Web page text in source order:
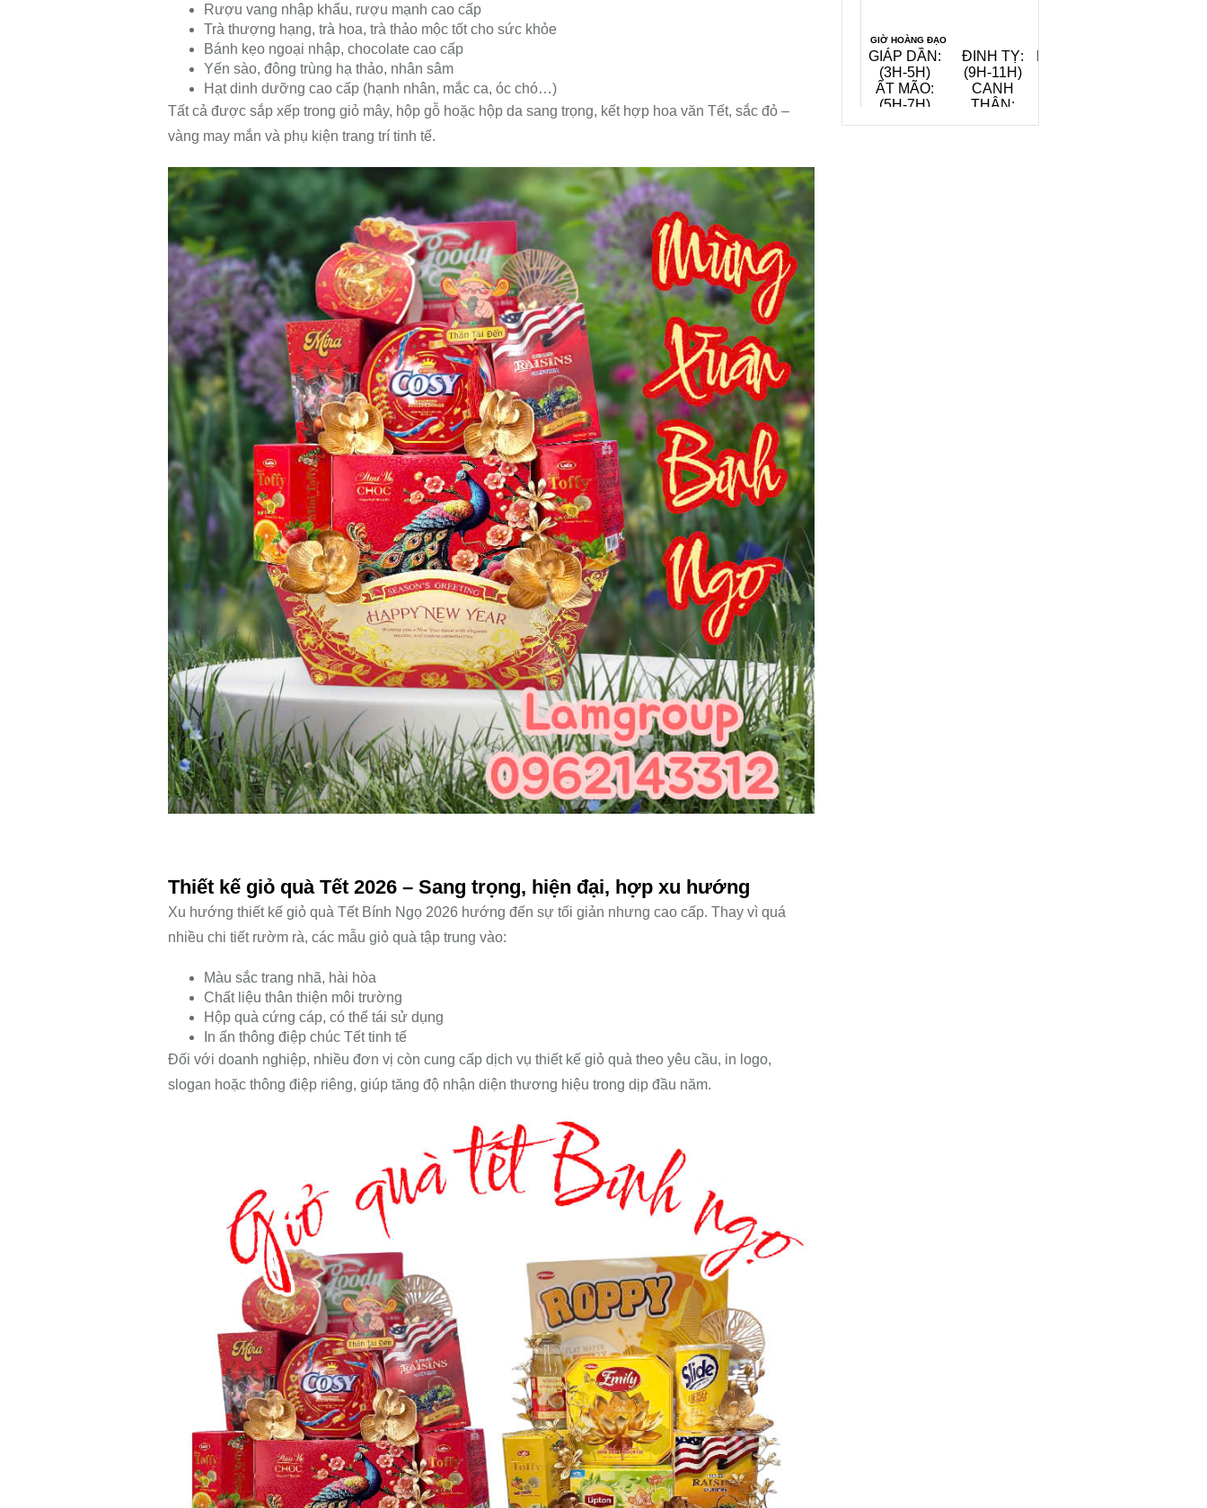
Rượu vang nhập khẩu, rượu mạnh cao cấp
Trà thượng hạng, trà hoa, trà thảo mộc tốt cho sức khỏe
Bánh kẹo ngoại nhập, chocolate cao cấp
Yến sào, đông trùng hạ thảo, nhân sâm
Hạt dinh dưỡng cao cấp (hạnh nhân, mắc ca, óc chó…)
Tất cả được sắp xếp trong giỏ mây, hộp gỗ hoặc hộp da sang trọng, kết hợp hoa văn Tết, sắc đỏ –
vàng may mắn và phụ kiện trang trí tinh tế.
Thiết kế giỏ quà Tết 2026 – Sang trọng, hiện đại, hợp xu hướng
Xu hướng thiết kế giỏ quà Tết Bính Ngọ 2026 hướng đến sự tối giản nhưng cao cấp. Thay vì quá
nhiều chi tiết rườm rà, các mẫu giỏ quà tập trung vào:
Màu sắc trang nhã, hài hòa
Chất liệu thân thiện môi trường
Hộp quà cứng cáp, có thể tái sử dụng
In ấn thông điệp chúc Tết tinh tế
Đối với doanh nghiệp, nhiều đơn vị còn cung cấp dịch vụ thiết kế giỏ quà theo yêu cầu, in logo,
slogan hoặc thông điệp riêng, giúp tăng độ nhận diện thương hiệu trong dịp đầu năm.
GIỜ HOÀNG ĐẠO
GIÁP DẦN:
(3H-5H)
ẤT MÃO:
(5H-7H)
ĐINH TỴ:
(9H-11H)
CANH
THÂN: